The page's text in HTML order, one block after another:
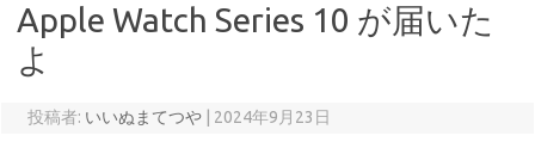
Apple Watch Series 10 が届いた
よ
投稿者: いいぬまてつや 2024年9月23日